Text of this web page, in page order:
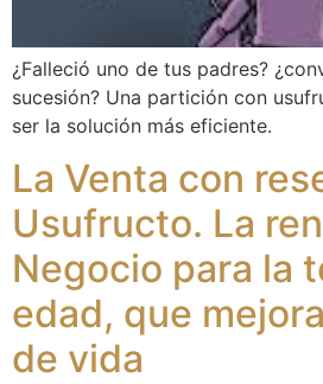
¿Falleció uno de tus padres?
sucesión? Una partición con
ser la solución más eficiente.
La Venta con
Usufructo. La
Negocio para la
edad, que
de vida